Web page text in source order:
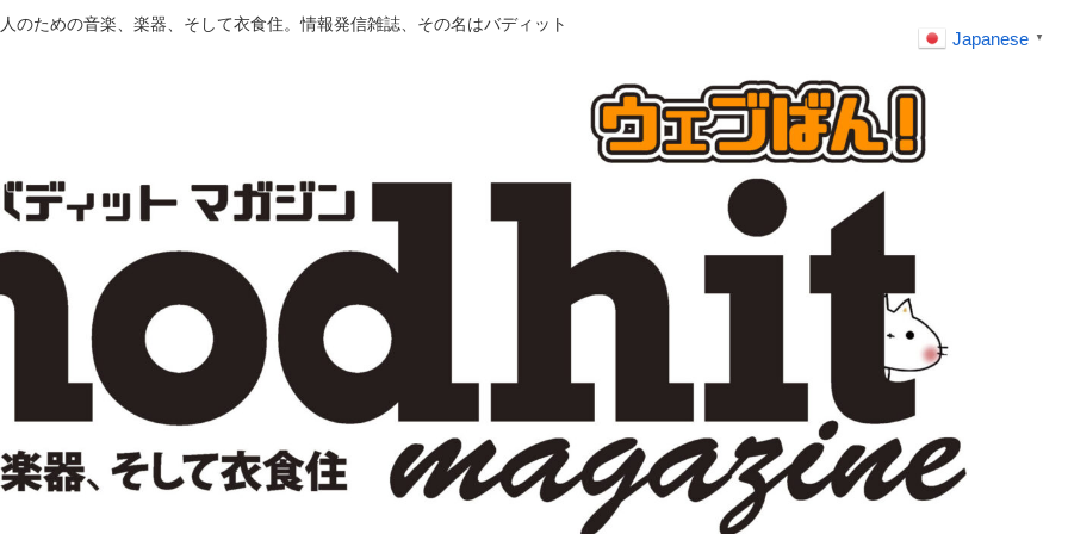
のための音楽、楽器、そして衣食住。情報発信雑誌、その名はバディット
Japanese ▼